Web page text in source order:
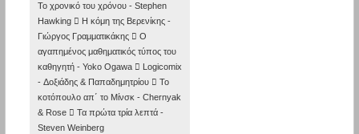
Το χρονικό του χρόνου - Stephen
Hawking  Η κόμη της Βερενίκης -
Γιώργος Γραμματικάκης  Ο
αγαπημένος μαθηματικός τύπος του
καθηγητή - Yoko Ogawa  Logicomix
- Δοξιάδης & Παπαδημητρίου  Το
κοτόπουλο απ΄ το Μίνσκ - Chernyak
& Rose  Τα πρώτα τρία λεπτά -
Steven Weinberg